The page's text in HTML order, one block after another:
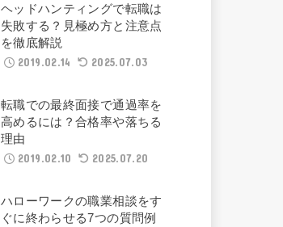
ヘッドハンティングで転職は
失敗する？見極め方と注意点
を徹底解説
2019.02.14
2025.07.03
転職での最終面接で通過率を
高めるには？合格率や落ちる
理由
2019.02.10
2025.07.20
ハローワークの職業相談をす
ぐに終わらせる7つの質問例